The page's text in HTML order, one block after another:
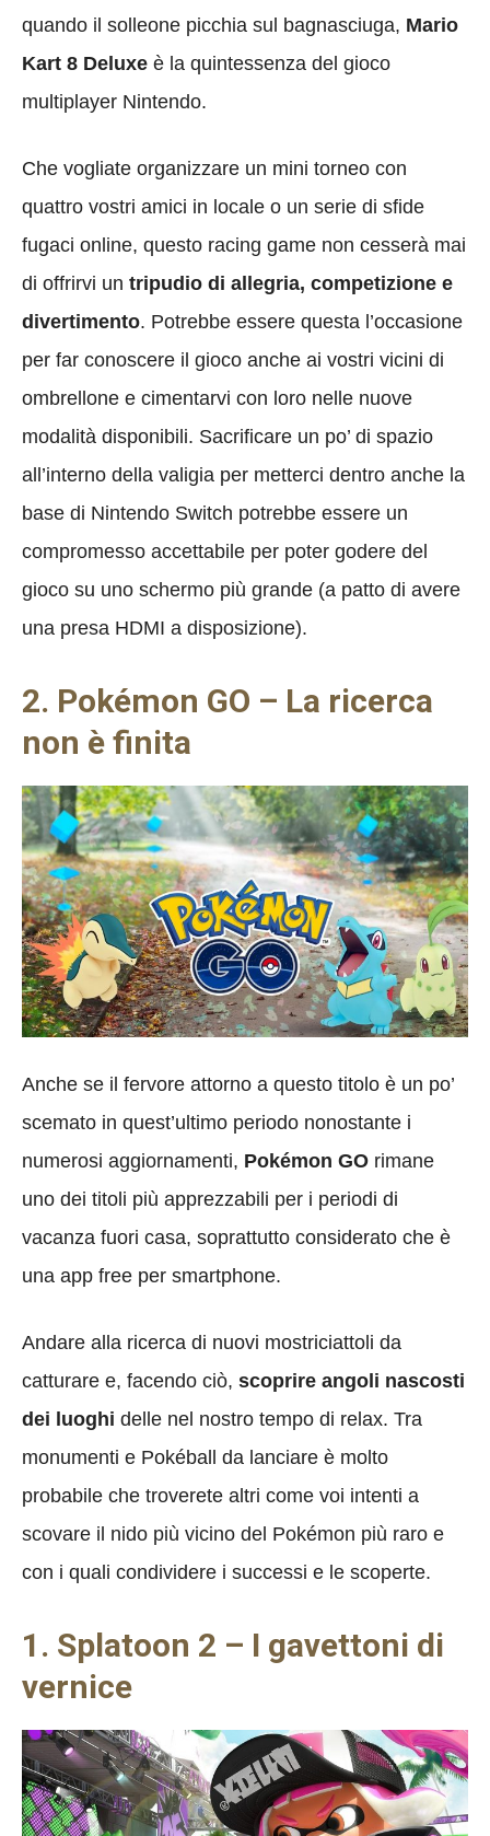
quando il solleone picchia sul bagnasciuga, Mario
Kart 8 Deluxe è la quintessenza del gioco
multiplayer Nintendo.
Che vogliate organizzare un mini torneo con
quattro vostri amici in locale o un serie di sfide
fugaci online, questo racing game non cesserà mai
di offrirvi un tripudio di allegria, competizione e
divertimento. Potrebbe essere questa l’occasione
per far conoscere il gioco anche ai vostri vicini di
ombrellone e cimentarvi con loro nelle nuove
modalità disponibili. Sacrificare un po’ di spazio
all’interno della valigia per metterci dentro anche la
base di Nintendo Switch potrebbe essere un
compromesso accettabile per poter godere del
gioco su uno schermo più grande (a patto di avere
una presa HDMI a disposizione).
2. Pokémon GO – La ricerca
non è finita
Anche se il fervore attorno a questo titolo è un po’
scemato in quest’ultimo periodo nonostante i
numerosi aggiornamenti, Pokémon GO rimane
uno dei titoli più apprezzabili per i periodi di
vacanza fuori casa, soprattutto considerato che è
una app free per smartphone.
Andare alla ricerca di nuovi mostriciattoli da
catturare e, facendo ciò, scoprire angoli nascosti
dei luoghi delle nel nostro tempo di relax. Tra
monumenti e Pokéball da lanciare è molto
probabile che troverete altri come voi intenti a
scovare il nido più vicino del Pokémon più raro e
con i quali condividere i successi e le scoperte.
1. Splatoon 2 – I gavettoni di
vernice